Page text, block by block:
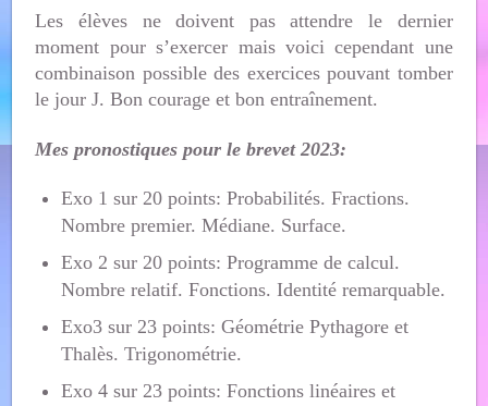
Les élèves ne doivent pas attendre le dernier
moment pour s’exercer mais voici cependant une
combinaison possible des exercices pouvant tomber
le jour J. Bon courage et bon entraînement.
Mes pronostiques pour le brevet 2023:
Exo 1 sur 20 points: Probabilités. Fractions.
Nombre premier. Médiane. Surface.
Exo 2 sur 20 points: Programme de calcul.
Nombre relatif. Fonctions. Identité remarquable.
Exo3 sur 23 points: Géométrie Pythagore et
Thalès. Trigonométrie.
Exo 4 sur 23 points: Fonctions linéaires et